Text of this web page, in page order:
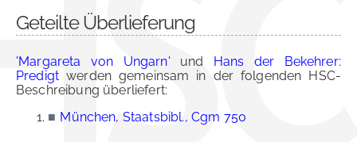
Geteilte Überlieferung
'Margareta von Ungarn' und Hans der Bekehrer:
Predigt werden gemeinsam in der folgenden HSC-
Beschreibung überliefert:
■ München, Staatsbibl., Cgm 750